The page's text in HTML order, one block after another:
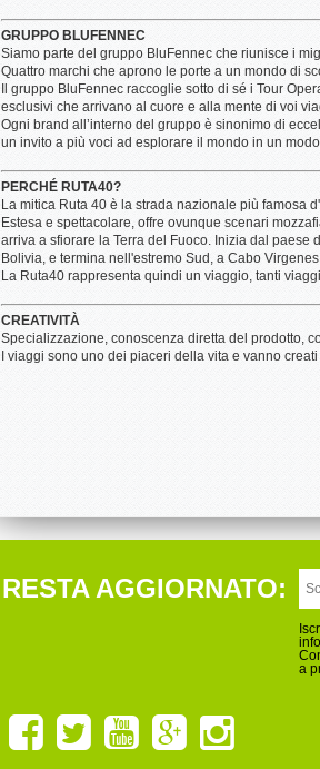
GRUPPO BLUFENNEC
Siamo parte del gruppo BluFennec che riunisce i
Quattro marchi che aprono le porte a un mondo di
Il gruppo BluFennec raccoglie sotto di sé i Tour
esclusivi che arrivano al cuore e alla mente di voi
Ogni brand all’interno del gruppo è sinonimo di
un invito a più voci ad esplorare il mondo in un
PERCHÉ RUTA40?
La mitica Ruta 40 è la strada nazionale più famosa
Estesa e spettacolare, offre ovunque scenari
arriva a sfiorare la Terra del Fuoco. Inizia dal
Bolivia, e termina nell'estremo Sud, a Cabo
La Ruta40 rappresenta quindi un viaggio, tanti
CREATIVITÀ
Specializzazione, conoscenza diretta del prodotto,
I viaggi sono uno dei piaceri della vita e vanno
RESTA AGGIORNATO:
a